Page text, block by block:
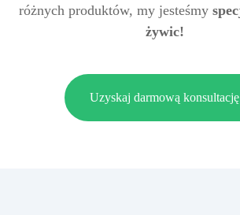
różnych produktów, my jesteśmy
żywic!
Uzyskaj darmową konsultację